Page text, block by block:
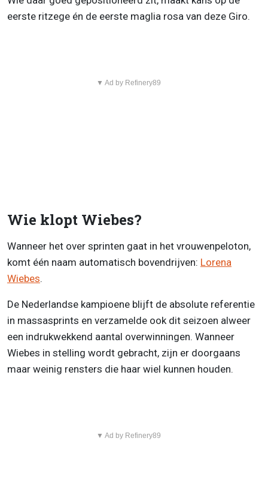
eerste ritzege én de eerste maglia rosa van deze Giro.
▼ Ad by Refinery89
Wie klopt Wiebes?
Wanneer het over sprinten gaat in het vrouwenpeloton,
komt één naam automatisch bovendrijven: Lorena
Wiebes.
De Nederlandse kampioene blijft de absolute referentie
in massasprints en verzamelde ook dit seizoen alweer
een indrukwekkend aantal overwinningen. Wanneer
Wiebes in stelling wordt gebracht, zijn er doorgaans
maar weinig rensters die haar wiel kunnen houden.
▼ Ad by Refinery89